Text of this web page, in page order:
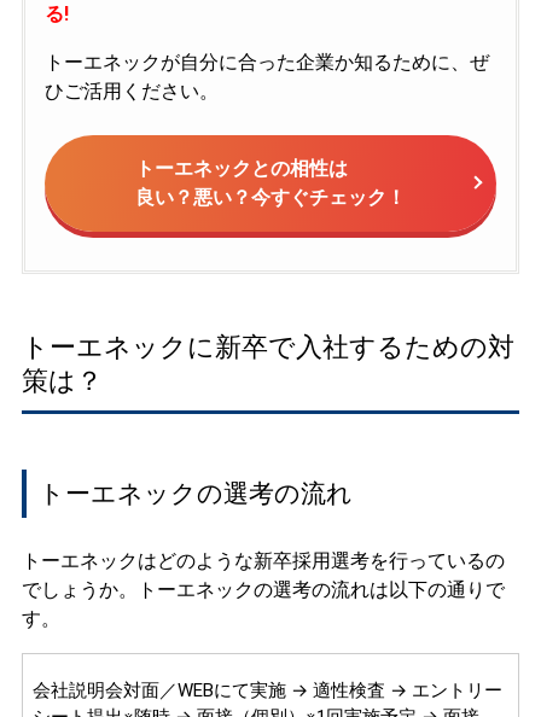
る!
トーエネックが自分に合った企業か知るために、ぜ
ひご活用ください。
トーエネックとの相性は
良い？悪い？今すぐチェック！
トーエネックに新卒で入社するための対
策は？
トーエネックの選考の流れ
トーエネックはどのような新卒採用選考を行っているの
でしょうか。トーエネックの選考の流れは以下の通りで
す。
会社説明会対面／WEBにて実施 → 適性検査 → エントリー